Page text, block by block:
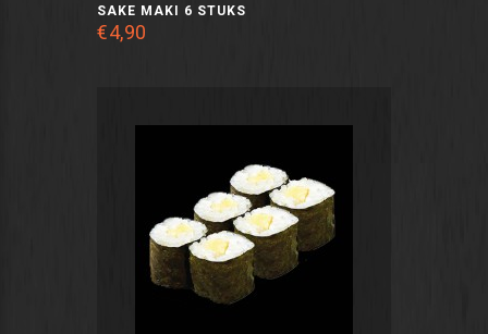
SAKE MAKI 6 STUKS
€4,90